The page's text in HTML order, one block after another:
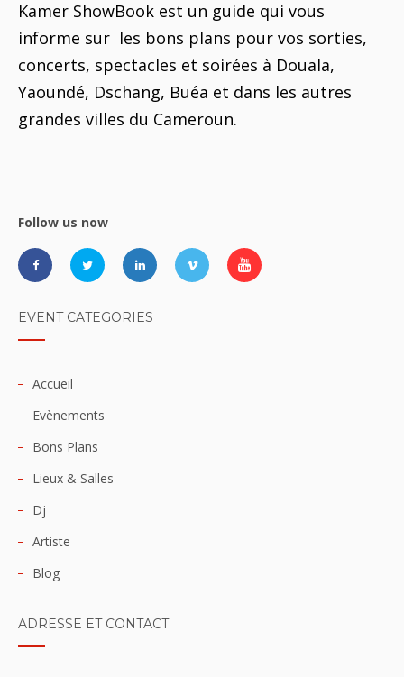
Kamer ShowBook est un guide qui vous
informe sur les bons plans pour vos sorties,
concerts, spectacles et soirées à Douala,
Yaoundé, Dschang, Buéa et dans les autres
grandes villes du Cameroun.
Follow us now
EVENT CATEGORIES
Accueil
Evènements
Bons Plans
Lieux & Salles
Dj
Artiste
Blog
ADRESSE ET CONTACT